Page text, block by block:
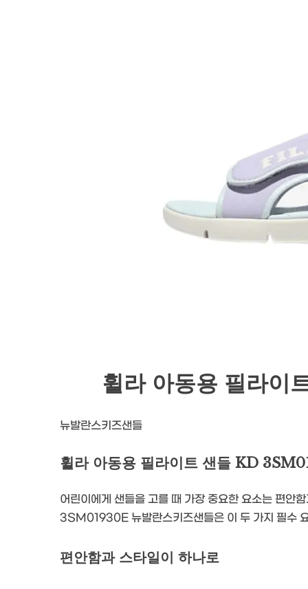
휠라 아동용 필라
뉴발란스키즈샌들
휠라 아동용 필라이트 샌들 KD
어린이에게 샌들을 고를 때 가장 중요한 요소는 편안
3SM01930E 뉴발란스키즈샌들은 이 두 가지 필수
편안함과 스타일이 하나로